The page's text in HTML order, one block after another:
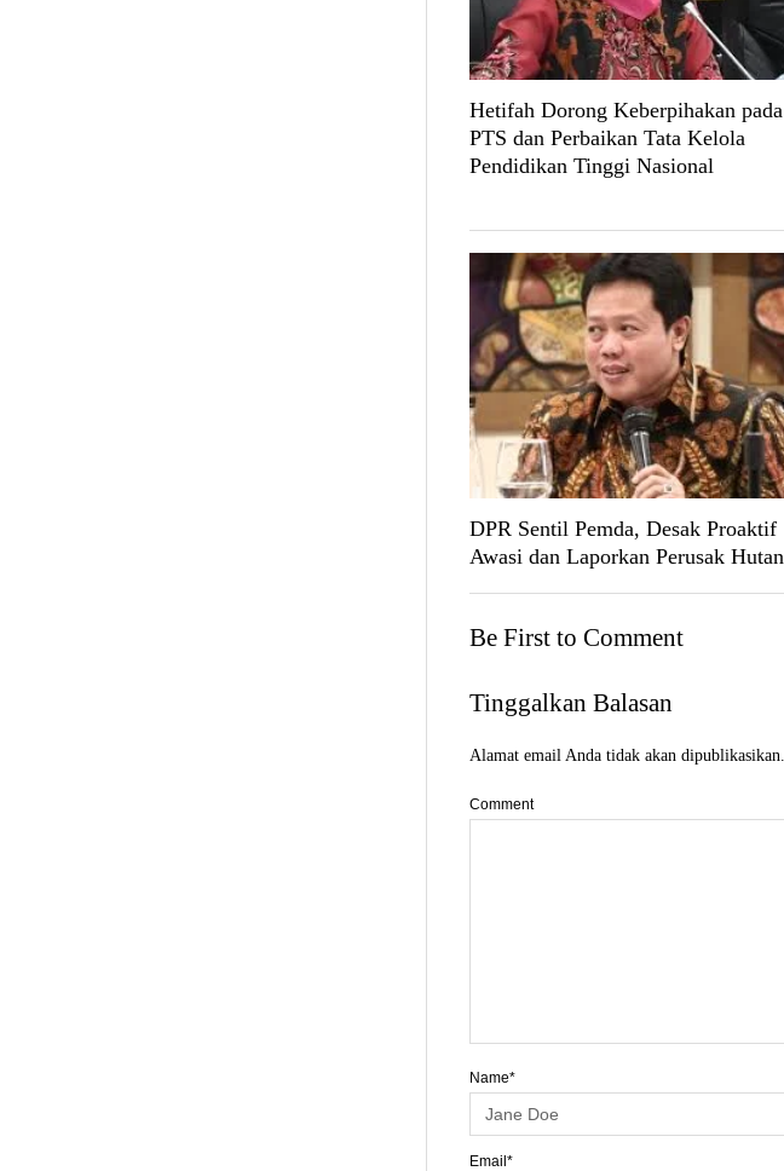
Hetifah Dorong Keberpihakan pada
PTS dan Perbaikan Tata Kelola
Pendidikan Tinggi Nasional
DPR Sentil Pemda, Desak Proaktif
Awasi dan Laporkan Perusak Hutan
Be First to Comment
Tinggalkan Balasan
Alamat email Anda tidak akan dipublikasikan.
Comment
Name*
Email*